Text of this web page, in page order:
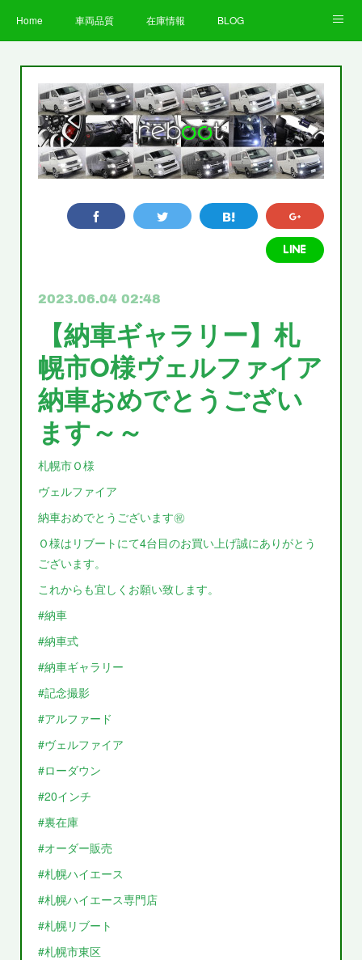
Home 車両品質 在庫情報 BLOG
お客様の声 STAFF 企業情報
プライバシーポリシー
2023.06.04 02:48
【納車ギャラリー】札
幌市O様ヴェルファイア
納車おめでとうござい
ます～～
札幌市Ｏ様
ヴェルファイア
納車おめでとうございます㊗️
Ｏ様はリブートにて4台目のお買い上げ誠にありがとう
ございます。
これからも宜しくお願い致します。
#納車
#納車式
#納車ギャラリー
#記念撮影
#アルファード
#ヴェルファイア
#ローダウン
#20インチ
#裏在庫
#オーダー販売
#札幌ハイエース
#札幌ハイエース専門店
#札幌リブート
#札幌市東区